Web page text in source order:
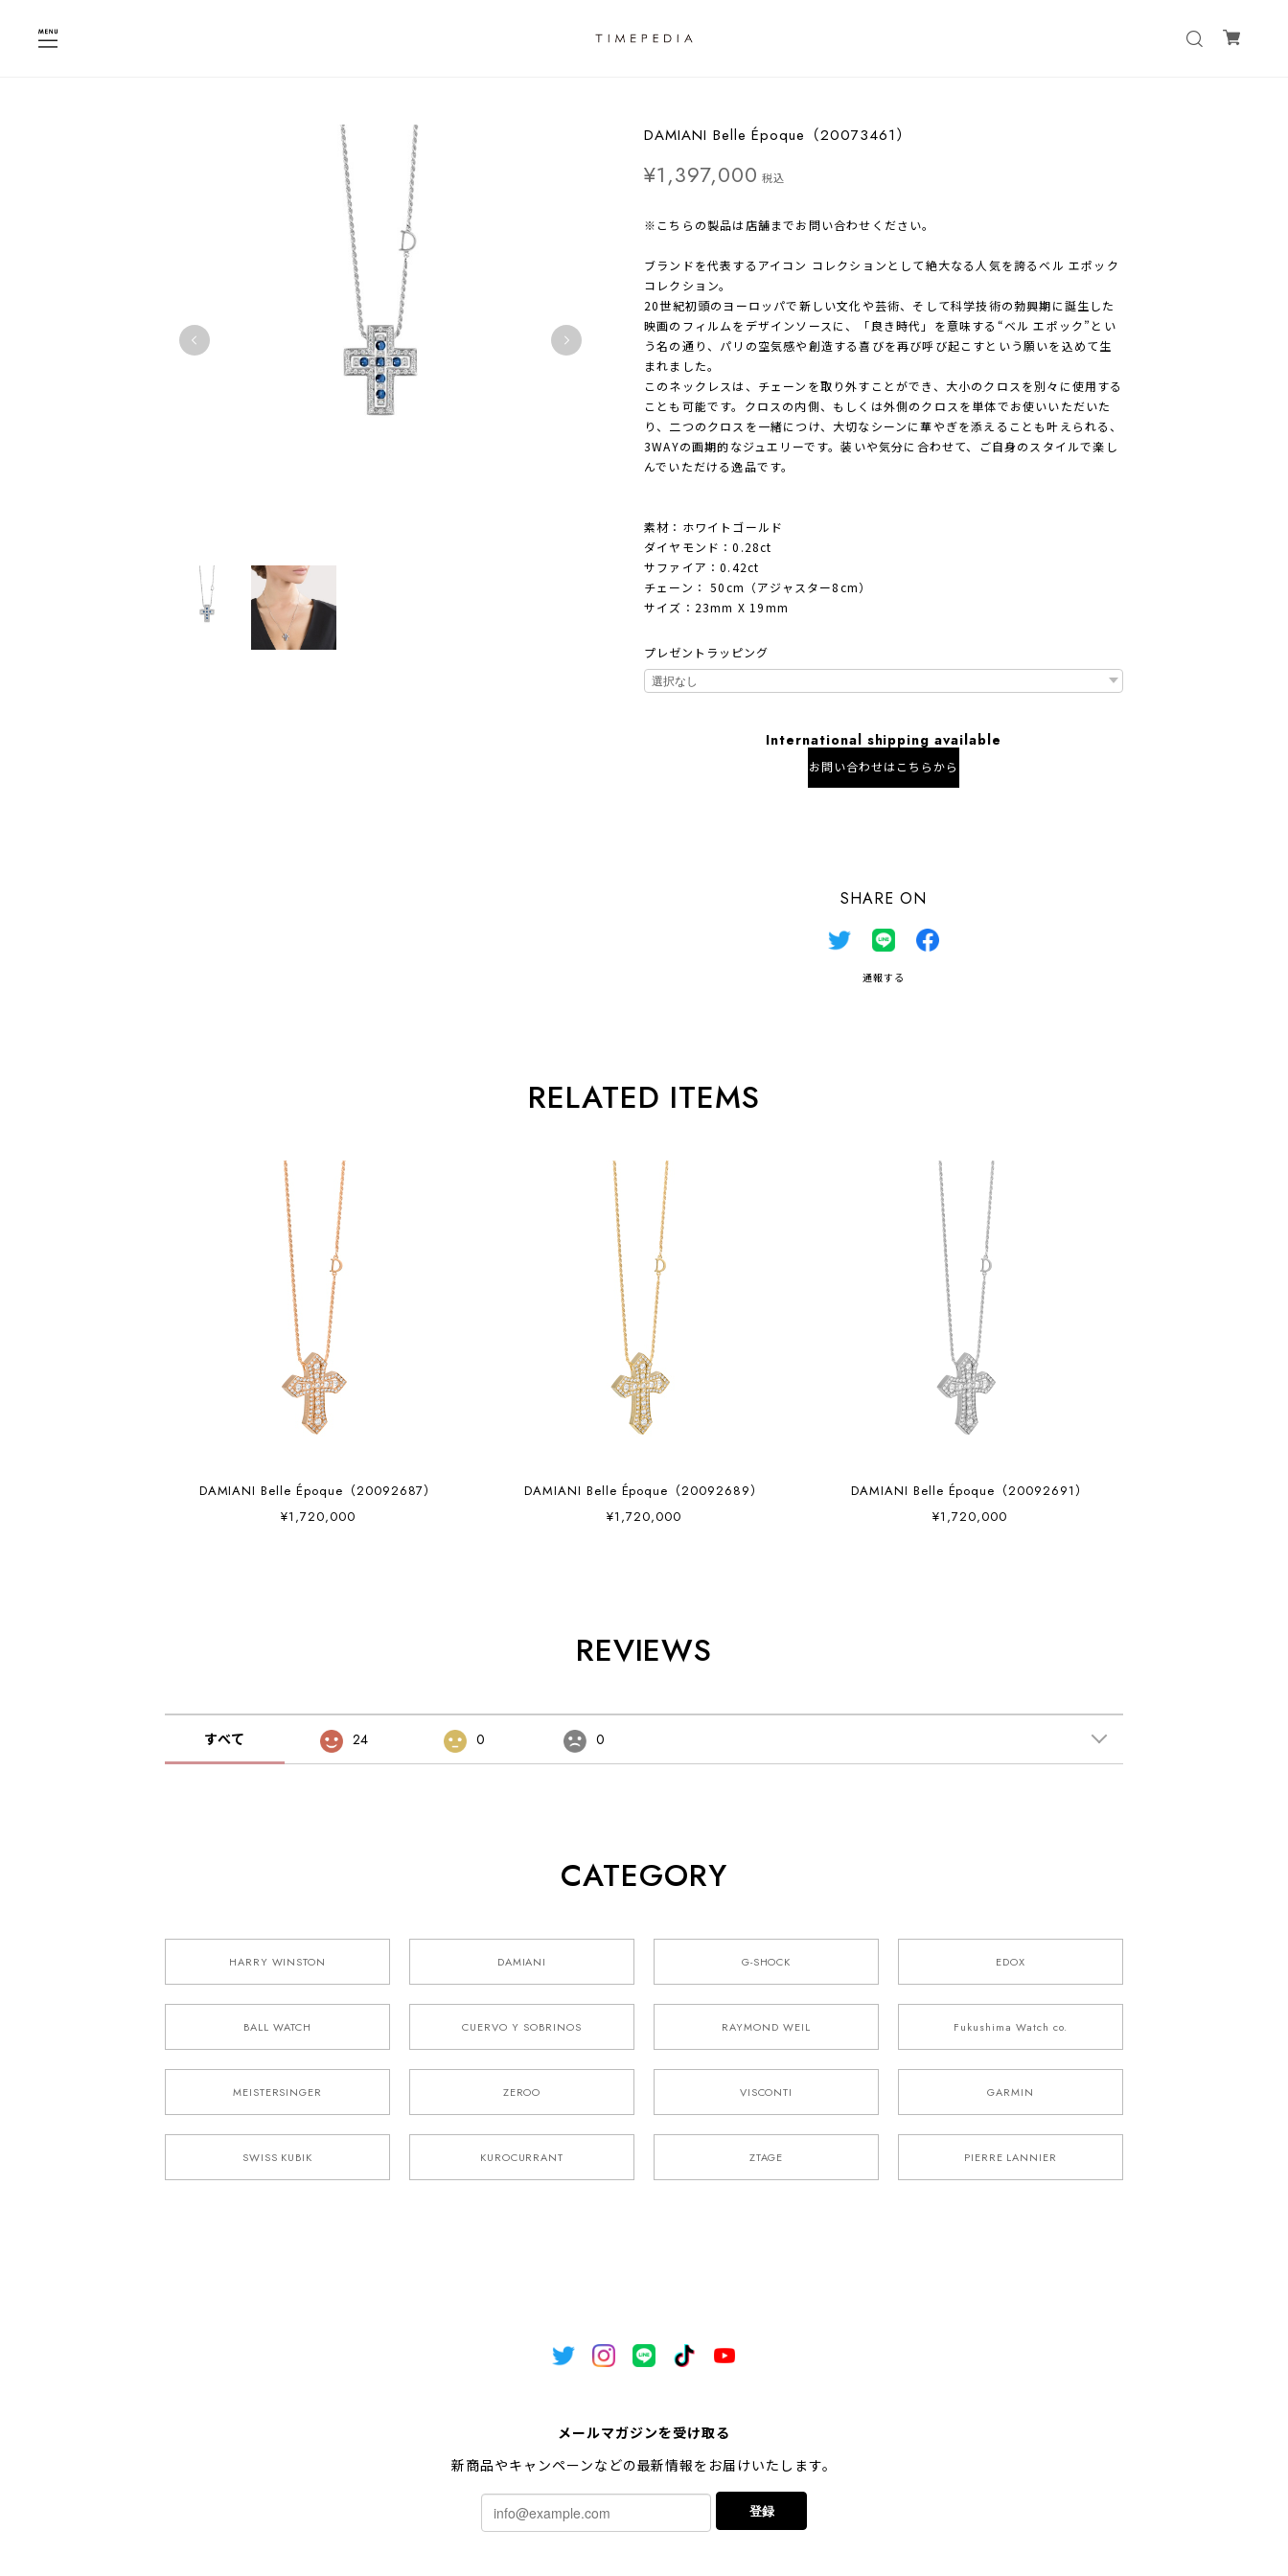
DAMIANI Belle Époque（20073461）
¥1,397,000 税込
※こちらの製品は店舗までお問い合わせください。
ブランドを代表するアイコン コレクションとして絶大なる人気を誇るベル エポック
コレクション。
20世紀初頭のヨーロッパで新しい文化や芸術、そして科学技術の勃興期に誕生した
映画のフィルムをデザインソースに、「良き時代」を意味する“ベル エポック”とい
う名の通り、パリの空気感や創造する喜びを再び呼び起こすという願いを込めて生
まれました。
このネックレスは、チェーンを取り外すことができ、大小のクロスを別々に使用する
ことも可能です。クロスの内側、もしくは外側のクロスを単体でお使いいただいた
り、二つのクロスを一緒につけ、大切なシーンに華やぎを添えることも叶えられる、
3WAYの画期的なジュエリーです。装いや気分に合わせて、ご自身のスタイルで楽し
んでいただける逸品です。
素材：ホワイトゴールド
ダイヤモンド：0.28ct
サファイア：0.42ct
チェーン： 50cm（アジャスター8cm）
サイズ：23mm X 19mm
プレゼントラッピング
International shipping available
お問い合わせはこちらから
SHARE ON
通報する
RELATED ITEMS
DAMIANI Belle Époque（20092687）
¥1,720,000
DAMIANI Belle Époque（20092689）
¥1,720,000
DAMIANI Belle Époque（20092691）
¥1,720,000
REVIEWS
すべて 24 0 0
CATEGORY
HARRY WINSTON DAMIANI G-SHOCK EDOX
BALL WATCH CUERVO Y SOBRINOS RAYMOND WEIL Fukushima Watch co.
MEISTERSINGER ZEROO VISCONTI GARMIN
SWISS KUBIK KUROCURRANT ZTAGE PIERRE LANNIER
メールマガジンを受け取る
新商品やキャンペーンなどの最新情報をお届けいたします。
登録